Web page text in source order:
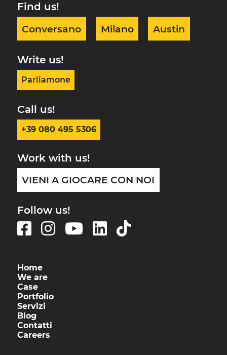
Find us!
Conversano
Milano Austin
Write us!
Parliamone
Call us!
+39 080 495 5306
Work with us!
VIENI A GIOCARE CON NOI
Follow us!
Home
We are
Case
Portfolio
Servizi
Blog
Contatti
Careers